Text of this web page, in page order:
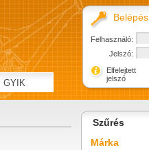
Szűrés
Márka
Belépés
Felhasználó:
Jelszó:
Elfelejtett
jelszó
GYIK